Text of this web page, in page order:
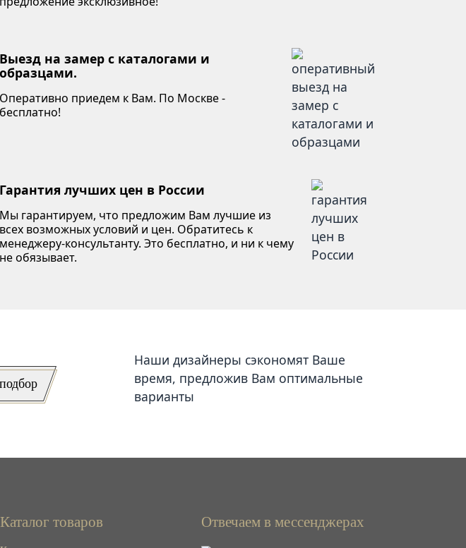
Выезд на замер с каталогами и
образцами.
Оперативно приедем к Вам. По Москве -
бесплатно!
Гарантия лучших цен в России
Мы гарантируем, что предложим Вам лучшие из
всех возможных условий и цен. Обратитесь к
менеджеру-консультанту. Это бесплатно, и ни к чему
не обязывает.
Наши дизайнеры сэкономят Ваше
время, предложив Вам оптимальные
варианты
Каталог товаров Отвечаем в мессенджерах